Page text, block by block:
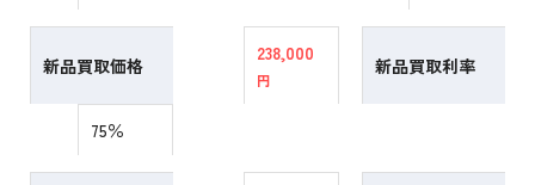
新品買取価格
238,000
円
新品買取利率
75％